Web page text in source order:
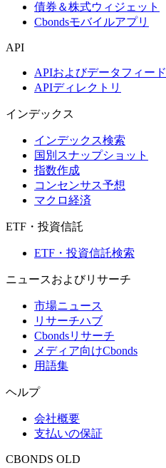
債券＆株式ウィジェット
Cbondsモバイルアプリ
API
APIおよびデータフィード
APIディレクトリ
インデックス
インデックス検索
国別スナップショット
指数作成
コンセンサス予想
マクロ経済
ETF・投資信託
ETF・投資信託検索
ニュースおよびリサーチ
市場ニュース
リサーチハブ
Cbondsリサーチ
メディア向けCbonds
用語集
ヘルプ
会社概要
支払いの保証
CBONDS OLD